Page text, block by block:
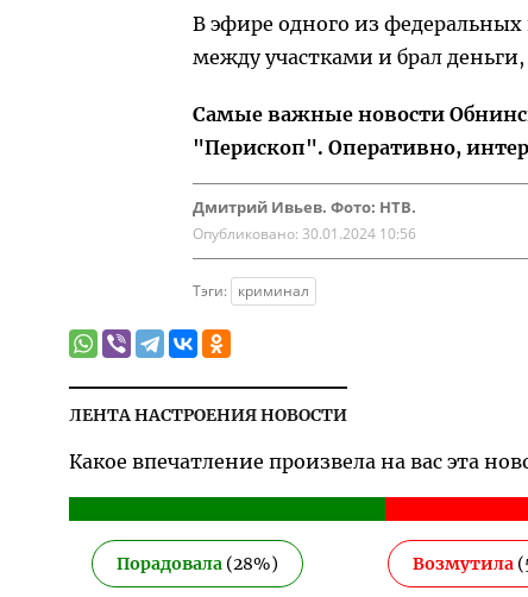
В эфире одного из
между участками и брал
Самые важные новости
"Перископ". Оперативно,
Дмитрий Ивьев. Фото: НТВ.
Опубликовано: 30.01.2024 10:56
Тэги: криминал
ЛЕНТА НАСТРОЕНИЯ НОВОСТИ
Какое впечатление произвела на вас эта
Порадовала (28%) Возмутила (